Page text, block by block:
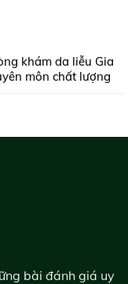
khám da liễu Gia
môn chất lượng
bài đánh giá uy